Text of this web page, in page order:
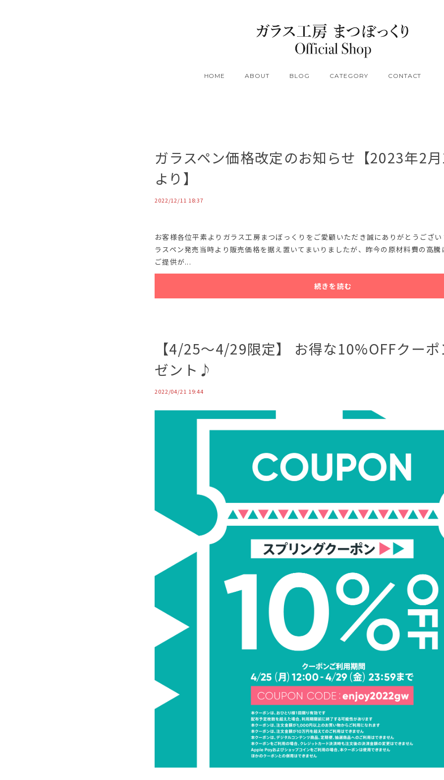
HOME ABOUT BLOG CATEGORY CONTACT
ガラスペン価格改定のお知らせ【2023年2
より】
2022/12/11 18:37
お客様各位平素よりガラス工房まつぼっくりをご愛顧いただき誠にありがとうござ
ラスペン発売当時より販売価格を据え置いてまいりましたが、昨今の原材料費の高
ご提供が...
続きを読む
【4/25～4/29限定】 お得な10%OFFクー
ゼント♪
2022/04/21 19:44